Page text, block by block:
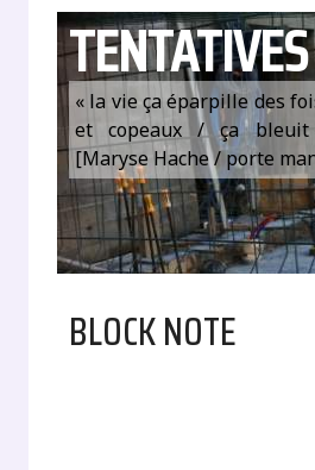
TENTATIVES
« la vie ça éparpille des
et copeaux / ça
[Maryse Hache / porte
BLOCK NOTE